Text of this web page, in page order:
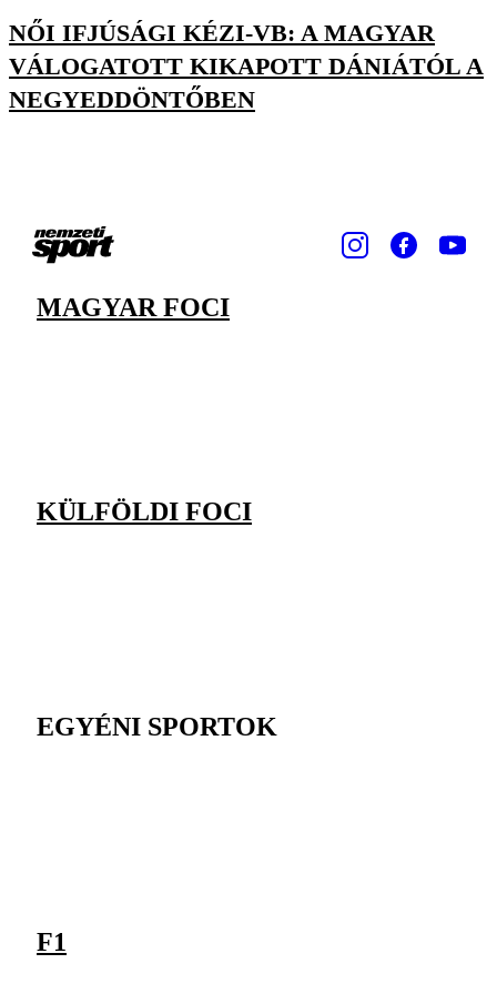
NŐI IFJÚSÁGI KÉZI-VB: A MAGYAR
VÁLOGATOTT KIKAPOTT DÁNIÁTÓL A
NEGYEDDÖNTŐBEN
MAGYAR FOCI
KÜLFÖLDI FOCI
EGYÉNI SPORTOK
F1